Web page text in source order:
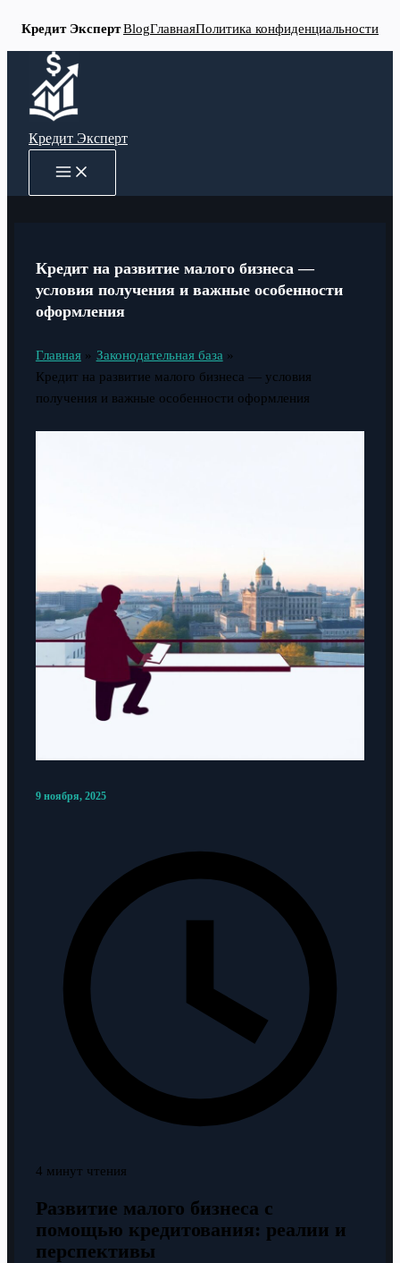
Кредит ЭкспертBlogГлавнаяПолитика конфиденциальности
Перейти
содержимому
Кредит Эксперт
MAIN
MENU
Кредит на развитие малого бизнеса —
условия получения и важные особенности
оформления
Главная
Законодательная база
Кредит на развитие малого бизнеса — условия
получения и важные особенности оформления
9 ноября, 2025
4 минут чтения
Развитие малого бизнеса с
помощью кредитования: реалии и
перспективы